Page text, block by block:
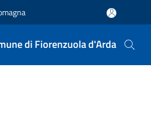
di Fiorenzuola d'Arda